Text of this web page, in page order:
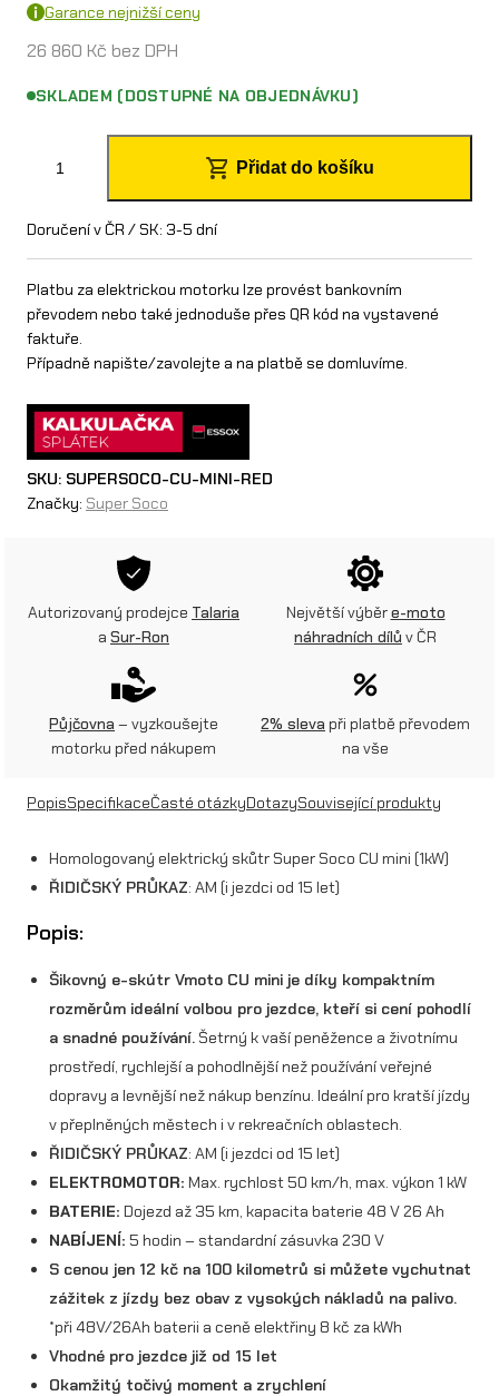
Garance nejnižší ceny
26 860 Kč bez DPH
SKLADEM (DOSTUPNÉ NA OBJEDNÁVKU)
p
e
S
o
C
k
n
o
t
Přidat do košíku
Doručení v ČR / SK: 3-5 dní
Platbu za elektrickou motorku lze provést bankovním
převodem nebo také jednoduše přes QR kód na vystavené
faktuře.
Případně napište/zavolejte a na platbě se domluvíme.
SKU: SUPERSOCO-CU-MINI-RED
Značky: Super Soco
Autorizovaný prodejce Talaria
a Sur-Ron
Největší výběre-moto
náhradních dílů v ČR
Půjčovna – vyzkoušejte
motorku před nákupem
2% sleva při platbě převodem
na vše
PopisSpecifikaceČasté otázkyDotazySouvisející produkty
Homologovaný elektrický skůtr Super Soco CU mini (1kW)
ŘIDIČSKÝ PRŮKAZ: AM (i jezdci od 15 let)
Popis:
Šikovný e-skútr Vmoto CU mini je díky kompaktním
rozměrům ideální volbou pro jezdce, kteří si cení pohodlí
a snadné používání.Šetrný k vaší peněžence a životnímu
prostředí, rychlejší a pohodlnější než používání veřejné
dopravy a levnější než nákup benzínu. Ideální pro kratší jízdy
v přeplněných městech i v rekreačních oblastech.
ŘIDIČSKÝ PRŮKAZ: AM (i jezdci od 15 let)
ELEKTROMOTOR: Max. rychlost 50 km/h, max. výkon 1 kW
BATERIE: Dojezd až 35 km, kapacita baterie 48 V 26 Ah
NABÍJENÍ: 5 hodin – standardní zásuvka 230 V
S cenou jen 12 kč na 100 kilometrů si můžete vychutnat
zážitek z jízdy bez obav z vysokých nákladů na palivo.
*při 48V/26Ah baterii a ceně elektřiny 8 kč za kWh
Vhodné pro jezdce již od 15 let
Okamžitý točivý moment a zrychlení